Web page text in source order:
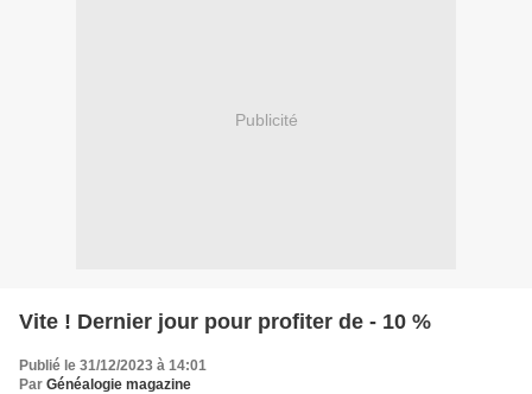
Publicité
Vite ! Dernier jour pour profiter de - 10 %
Publié le 31/12/2023 à 14:01
Par Généalogie magazine